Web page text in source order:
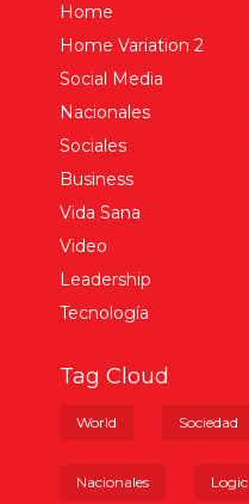
Home
Home Variation 2
Social Media
Nacionales
Sociales
Business
Vida Sana
Video
Leadership
Tecnología
Tag Cloud
World Sociedad
Nacionales Logic